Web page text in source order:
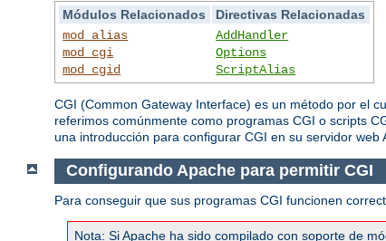
Módulos Relacionados
Directivas Relacionadas
mod_alias
mod_cgi
mod_cgid
AddHandler
Options
ScriptAlias
CGI (Common Gateway Interface) es un método por el
referimos comúnmente como programas CGI o scripts
una introducción para configurar CGI en su servidor web
Configurando Apache para permitir CGI
Para conseguir que sus programas CGI funcionen
Nota: Si Apache ha sido compilado con soporte de